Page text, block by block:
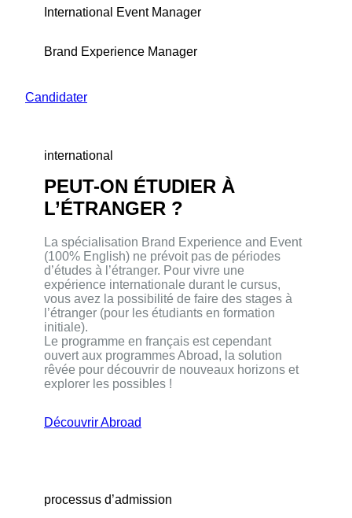
International Event Manager
Brand Experience Manager
Candidater
international
PEUT-ON ÉTUDIER À
L’ÉTRANGER ?
La spécialisation Brand Experience and Event
(100% English) ne prévoit pas de périodes
d’études à l’étranger. Pour vivre une
expérience internationale durant le cursus,
vous avez la possibilité de faire des stages à
l’étranger (pour les étudiants en formation
initiale).
Le programme en français est cependant
ouvert aux programmes Abroad, la solution
rêvée pour découvrir de nouveaux horizons et
explorer les possibles !
Découvrir Abroad
processus d’admission